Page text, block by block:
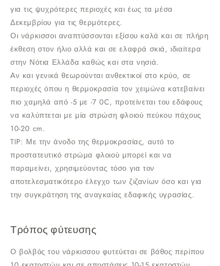
για τις ψυχρότερες περιοχές και έως τα μέσα
Δεκεμβρίου για τις θερμότερες.
Οι νάρκισσοι αναπτύσσονται εξίσου καλά και σε πλήρη
έκθεση στον ήλιο αλλά και σε ελαφρά σκιά, ιδιαίτερα
στην Νότια Ελλάδα καθώς και στα νησιά.
Αν και γενικά θεωρούνται ανθεκτικοί στο κρύο, σε
περιοχές όπου η θερμοκρασία τον χειμώνα κατεβαίνει
πιο χαμηλά από -5 με -7 0C, προτείνεται του εδάφους
να καλύπτεται με μία στρώση φλοιού πεύκου πάχους
10-20 cm.
TIP: Με την άνοδο της θερμοκρασίας, αυτό το
προστατευτικό στρώμα φλοιού μπορεί και να
παραμείνει, χρησιμεύοντας τόσο για τον
αποτελεσματικότερο έλεγχο των ζιζανίων όσο και για
την συγκράτηση της αναγκαίας εδαφικής υγρασίας.
Τρόπος φύτευσης
Ο βολβός του νάρκισσου φυτεύεται σε βάθος περίπου